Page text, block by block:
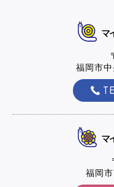
【花畑校7月イベン
オンライン入校
マ
福岡市
マ
福岡